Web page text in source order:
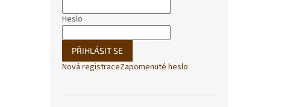
Heslo
PŘIHLÁSIT SE
Nová registraceZapomenuté heslo